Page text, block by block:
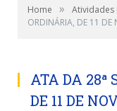
Home » Atividades
ORDINÁRIA, DE 11 DE
ATA DA 28ª
DE 11 DE